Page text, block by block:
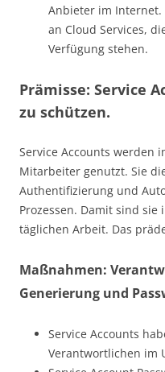
Anbieter im
an Cloud Services,
Verfügung stehen.
Prämisse: Service
zu schützen.
Service Accounts werden
Mitarbeiter genutzt. Sie
Authentifizierung und
Prozessen. Damit sind sie
täglichen Arbeit. Das
Maßnahmen:
Generierung und
Service Accounts
Verantwortlichen im